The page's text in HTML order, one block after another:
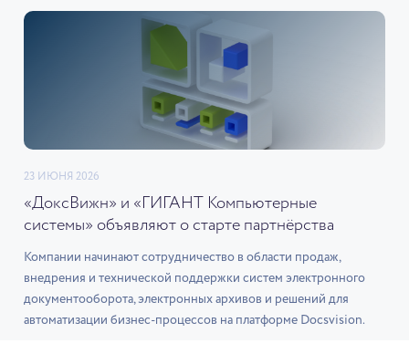
23 ИЮНЯ 2026
«ДоксВижн» и «ГИГАНТ Компьютерные
системы» объявляют о старте партнёрства
Компании начинают сотрудничество в области продаж,
внедрения и технической поддержки систем электронного
документооборота, электронных архивов и решений для
автоматизации бизнес-процессов на платформе Docsvision.